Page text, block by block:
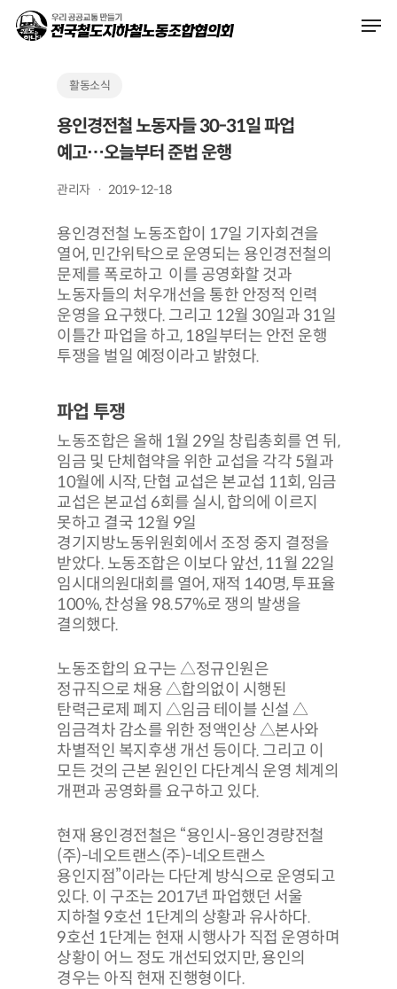
활동소식
용인경전철 노동자들 30-31일 파업
예고…오늘부터 준법 운행
관리자 2019-12-18
용인경전철 노동조합이 17일 기자회견을
열어, 민간위탁으로 운영되는 용인경전철의
문제를 폭로하고 이를 공영화할 것과
노동자들의 처우개선을 통한 안정적 인력
운영을 요구했다. 그리고 12월 30일과 31일
이틀간 파업을 하고, 18일부터는 안전 운행
투쟁을 벌일 예정이라고 밝혔다.
파업 투쟁
노동조합은 올해 1월 29일 창립총회를 연 뒤,
임금 및 단체협약을 위한 교섭을 각각 5월과
10월에 시작, 단협 교섭은 본교섭 11회, 임금
교섭은 본교섭 6회를 실시, 합의에 이르지
못하고 결국 12월 9일
경기지방노동위원회에서 조정 중지 결정을
받았다. 노동조합은 이보다 앞선, 11월 22일
임시대의원대회를 열어, 재적 140명, 투표율
100%, 찬성율 98.57%로 쟁의 발생을
결의했다.
노동조합의 요구는 △정규인원은
정규직으로 채용 △합의없이 시행된
탄력근로제 폐지 △임금 테이블 신설 △
임금격차 감소를 위한 정액인상 △본사와
차별적인 복지후생 개선 등이다. 그리고 이
모든 것의 근본 원인인 다단계식 운영 체계의
개편과 공영화를 요구하고 있다.
현재 용인경전철은 “용인시-용인경량전철
(주)-네오트랜스(주)-네오트랜스
용인지점”이라는 다단계 방식으로 운영되고
있다. 이 구조는 2017년 파업했던 서울
지하철 9호선 1단계의 상황과 유사하다.
9호선 1단계는 현재 시행사가 직접 운영하며
상황이 어느 정도 개선되었지만, 용인의
경우는 아직 현재 진행형이다.